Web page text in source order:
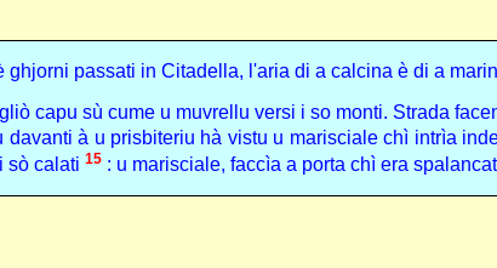
passati in Citadella, l'aria di a calcina è di a
capu sù cume u muvrellu versi i so monti. Strada
à u prisbiteriu hà vistu u marisciale chì intrìa
sò calati 15 : u marisciale, faccìa a porta chì era